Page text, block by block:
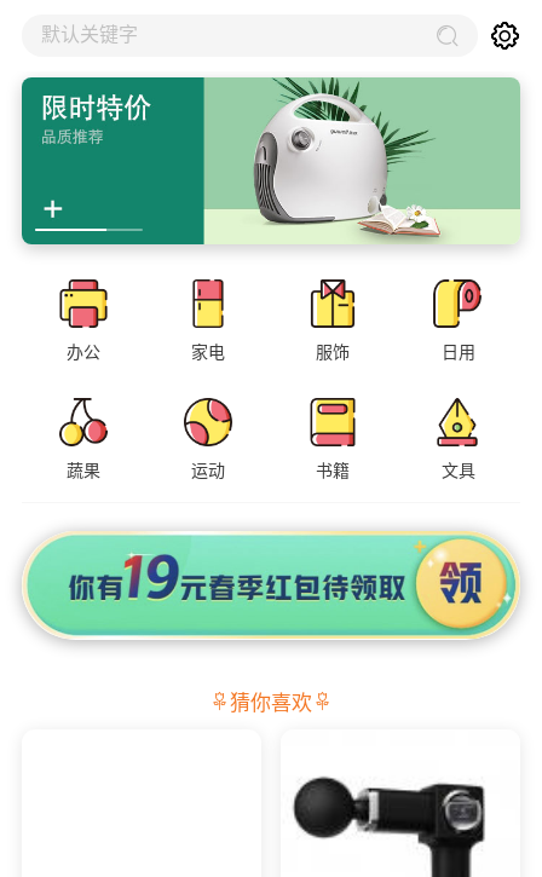
默认关键字
办公 家电 服饰 日用
蔬果 运动 书籍 文具
猜你喜欢